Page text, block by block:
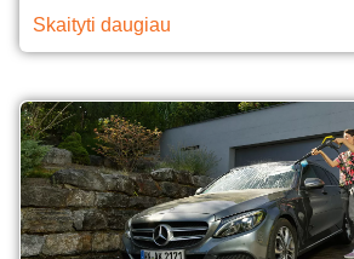
Skaityti daugiau